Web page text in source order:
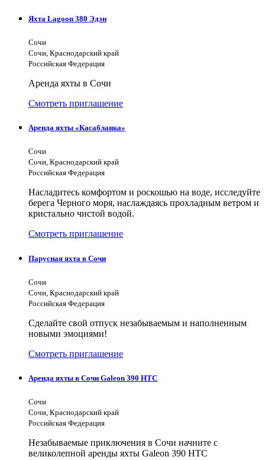
Яхта Lagoon 380 Эдэн
Сочи
Сочи, Краснодарский край
Российская Федерация
Аренда яхты в Сочи
Смотреть приглашение
Аренда яхты «Касабланка»
Сочи
Сочи, Краснодарский край
Российская Федерация
Насладитесь комфортом и роскошью на воде, исследуйте
берега Черного моря, наслаждаясь прохладным ветром и
кристально чистой водой.
Смотреть приглашение
Парусная яхта в Сочи
Сочи
Сочи, Краснодарский край
Российская Федерация
Сделайте свой отпуск незабываемым и наполненным
новыми эмоциями!
Смотреть приглашение
Аренда яхты в Сочи Galeon 390 HTC
Сочи
Сочи, Краснодарский край
Российская Федерация
Незабываемые приключения в Сочи начните с
великолепной аренды яхты Galeon 390 HTC